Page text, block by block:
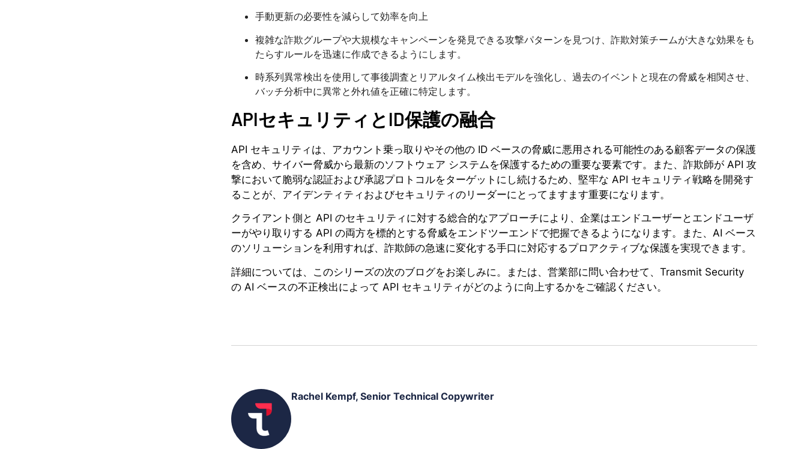
手動更新の必要性を減らして効率を向上
複雑な詐欺グループや大規模なキャンペーンを発見できる攻撃パターンを見つけ、詐欺対策チームが大きな効果をも
たらすルールを迅速に作成できるようにします。
時系列異常検出を使用して事後調査とリアルタイム検出モデルを強化し、過去のイベントと現在の脅威を相関させ、
バッチ分析中に異常と外れ値を正確に特定します。
APIセキュリティとID保護の融合
API セキュリティは、アカウント乗っ取りやその他の ID ベースの脅威に悪用される可能性のある顧客データの保護
を含め、サイバー脅威から最新のソフトウェア システムを保護するための重要な要素です。また、詐欺師が API 攻
撃において脆弱な認証および承認プロトコルをターゲットにし続けるため、堅牢な API セキュリティ戦略を開発す
ることが、アイデンティティおよびセキュリティのリーダーにとってますます重要になります。
クライアント側と API のセキュリティに対する総合的なアプローチにより、企業はエンドユーザーとエンドユーザ
ーがやり取りする API の両方を標的とする脅威をエンドツーエンドで把握できるようになります。また、AI ベース
のソリューションを利用すれば、詐欺師の急速に変化する手口に対応するプロアクティブな保護を実現できます。
詳細については、このシリーズの次のブログをお楽しみに。または、営業部に問い合わせて、Transmit Security
の AI ベースの不正検出によって API セキュリティがどのように向上するかをご確認ください。
Rachel Kempf, Senior Technical Copywriter